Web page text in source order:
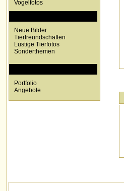
Vogelfotos
Neue Bilder
Tierfreundschaften
Lustige Tierfotos
Sonderthemen
Portfolio
Angebote